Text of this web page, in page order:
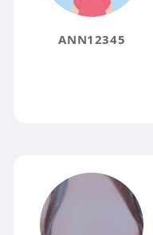
ANN12345